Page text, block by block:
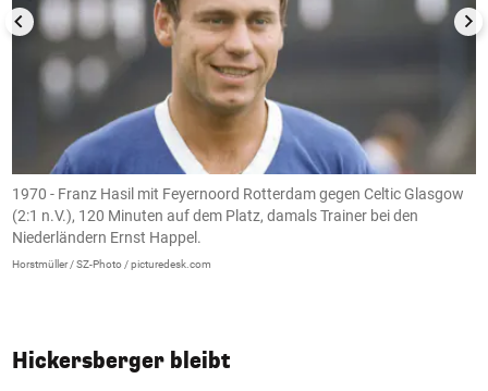
1970 - Franz Hasil mit Feyernoord Rotterdam gegen Celtic Glasgow
(2:1 n.V.), 120 Minuten auf dem Platz, damals Trainer bei den
Niederländern Ernst Happel.
Horstmüller / SZ-Photo / picturedesk.com
Hickersberger bleibt